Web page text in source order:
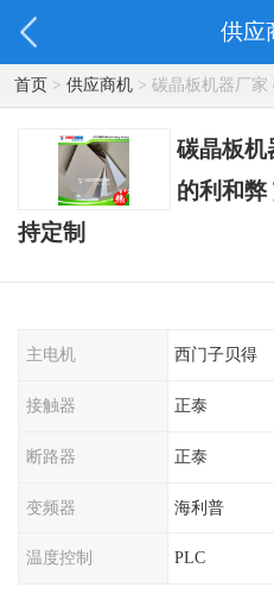
供应
首页> 供应商机> 碳晶板机器厂家
机械 诚信商家-支持定制
碳晶板机
的利和弊
持定制
主电机 西门子贝得
接触器 正泰
断路器 正泰
变频器 海利普
温度控制 PLC